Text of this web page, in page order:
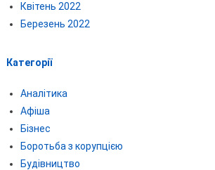
Квітень 2022
Березень 2022
Категорії
Аналітика
Афіша
Бізнес
Боротьба з корупцією
Будівництво